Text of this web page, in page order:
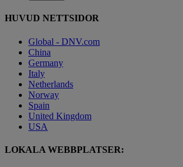
HUVUD NETTSIDOR
Global - DNV.com
China
Germany
Italy
Netherlands
Norway
Spain
United Kingdom
USA
LOKALA WEBBPLATSER: